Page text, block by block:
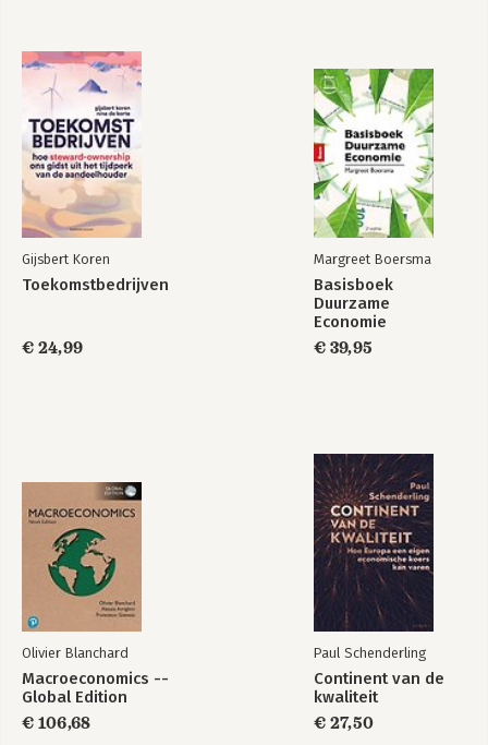
Gijsbert Koren
Toekomstbedrijven
€ 24,99
Margreet Boersma
Basisboek
Duurzame
Economie
€ 39,95
Olivier Blanchard
Macroeconomics --
Global Edition
€ 106,68
Paul Schenderling
Continent van de
kwaliteit
€ 27,50